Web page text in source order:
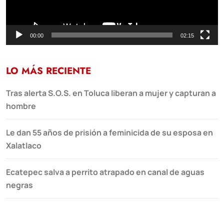
00:00 02:15
LO MÁS RECIENTE
Tras alerta S.O.S. en Toluca liberan a mujer y capturan a
hombre
Le dan 55 años de prisión a feminicida de su esposa en
Xalatlaco
Ecatepec salva a perrito atrapado en canal de aguas
negras